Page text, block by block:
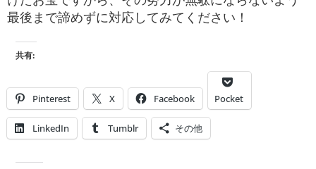
最後まで諦めずに対応してみてください！
共有:
Pinterest X Facebook Pocket
LinkedIn Tumblr その他